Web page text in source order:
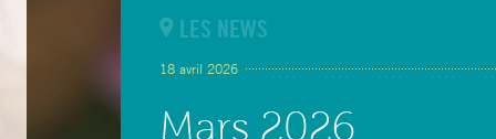
LES NEWS
18 avril 2026